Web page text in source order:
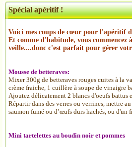
Spécial apéritif !
Voici mes coups de cœur pour l'apéritif
Et comme d'habitude, vous
veille....donc c'est parfait pour gérer
Mousse de betteraves:
Mixer 300g de betteraves rouges cuites à la
crème fraiche, 1 cuillère à soupe de vinaigre
Ajoutez délicatement 2 blancs d'oeufs battus
Répartir dans des verres ou verrines, mettre
saumon fumé ou d’œufs durs hachés, ou d'un
Mini tartelettes au boudin noir et pommes